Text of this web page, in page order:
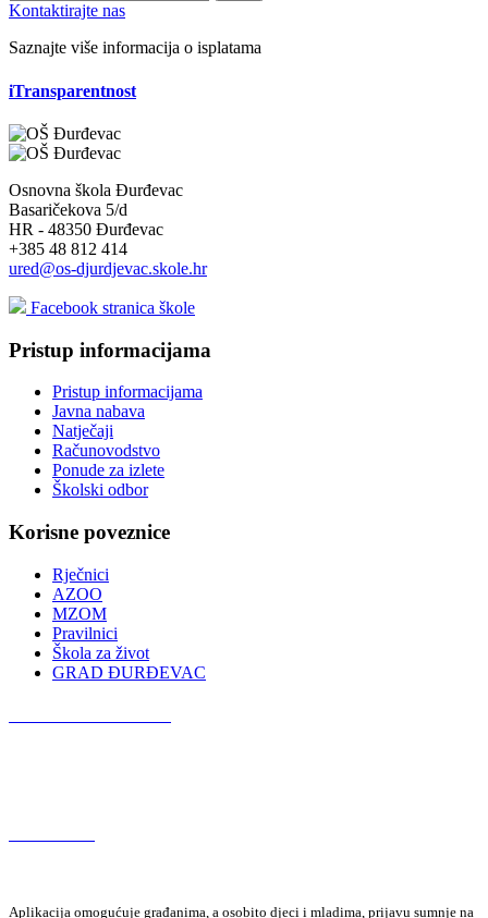
Kontaktirajte nas
Saznajte više informacija o isplatama
iTransparentnost
Osnovna škola Đurđevac
Basaričekova 5/d
HR - 48350 Đurđevac
+385 48 812 414
ured@os-djurdjevac.skole.hr
Facebook stranica škole
Pristup informacijama
Pristup informacijama
Javna nabava
Natječaji
Računovodstvo
Ponude za izlete
Školski odbor
Korisne poveznice
Rječnici
AZOO
MZOM
Pravilnici
Škola za život
GRAD ĐURĐEVAC
Aplikacija omogućuje građanima, a osobito djeci i mladima, prijavu sumnje na